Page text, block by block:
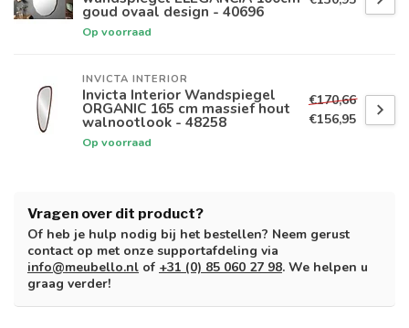
goud ovaal design - 40696
Op voorraad
INVICTA INTERIOR
Invicta Interior Wandspiegel
ORGANIC 165 cm massief hout
walnootlook - 48258
Op voorraad
€170,66
€156,95
Vragen over dit product?
Of heb je hulp nodig bij het bestellen? Neem gerust
contact op met onze supportafdeling via
info@meubello.nl of +31 (0) 85 060 27 98. We helpen u
graag verder!